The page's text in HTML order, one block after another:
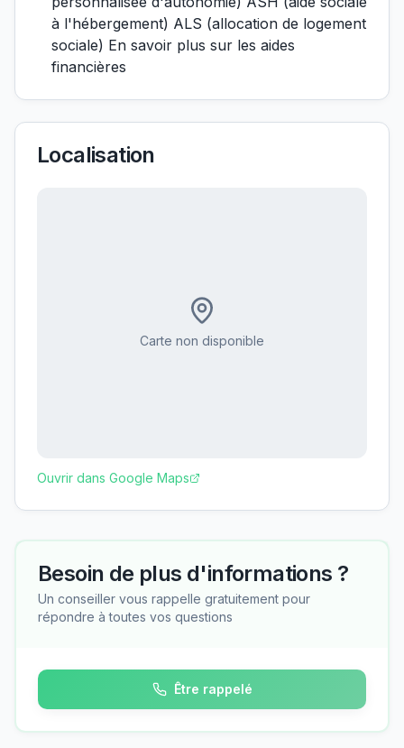
à l'hébergement) ALS (allocation de logement
sociale) En savoir plus sur les aides
financières
Localisation
Carte non disponible
Ouvrir dans Google Maps
Besoin de plus d'informations ?
Un conseiller vous rappelle gratuitement pour
répondre à toutes vos questions
Être rappelé